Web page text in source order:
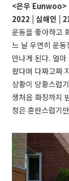
<은우 Eunwoo>
2022 |
심해인
|
운동을 좋아하고
느 날 우연히 운
만나게 된다. 얼
왔다며 다짜고짜
상황이 당황스럽
생처음 화장까지
정은 혼란스럽기